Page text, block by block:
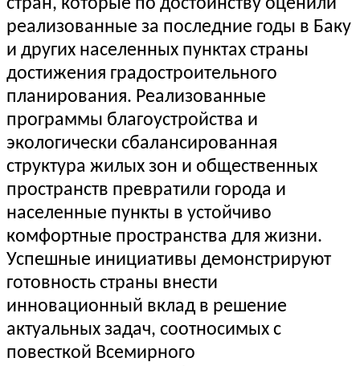
стран, которые по достоинству оценили
реализованные за последние годы в Баку
и других населенных пунктах страны
достижения градостроительного
планирования. Реализованные
программы благоустройства и
экологически сбалансированная
структура жилых зон и общественных
пространств превратили города и
населенные пункты в устойчиво
комфортные пространства для жизни.
Успешные инициативы демонстрируют
готовность страны внести
инновационный вклад в решение
актуальных задач, соотносимых с
повесткой Всемирного